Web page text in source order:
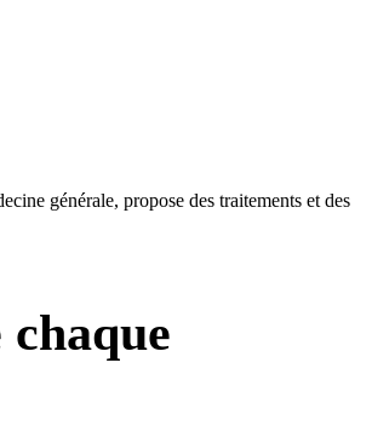
générale, propose des traitements et des